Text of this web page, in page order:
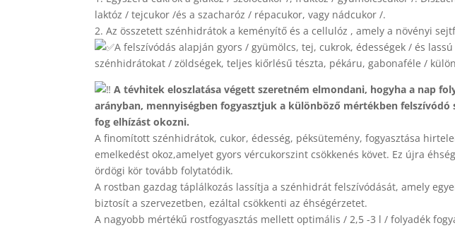
laktóz / tejcukor /és a szacharóz / répacukor, vagy nádcukor /.
2. Az összetett szénhidrátok a keményítő és a cellulóz , amely a növényi
A felszívódás alapján gyors / gyümölcs, tej, cukrok, édességek / és
szénhidrátokat / zöldségek, teljes kiőrlésű tészta, pékáru, gabonaféle /
A tévhitek eloszlatása végett szeretném elmondani, hogyha a nap
arányban, mennyiségben fogyasztjuk a különböző mértékben
fog elhízást okozni.
A finomított szénhidrátok, cukor, édesség, péksütemény, fogyasztása
emelkedést okoz,amelyet gyors vércukorszint csökkenés követ. Ez újra
ördögi kör tovább folytatódik.
A rostban gazdag táplálkozás lassítja a szénhidrát felszívódását, amely
biztosít a szervezetben, ezáltal csökkenti az éhségérzetet.
A nagyobb mértékű rostfogyasztás mellett optimális / 2,5 -3 l / folyadék